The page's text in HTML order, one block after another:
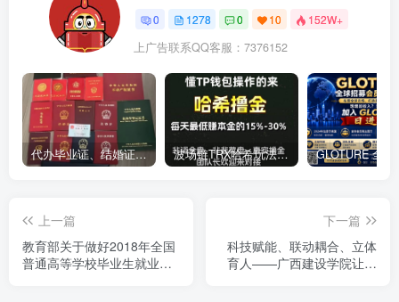
0 1278 0 10 152W+
上广告联系QQ客服：7376152
代办毕业证、结婚证、房产证、不动产权证书、离婚证、中专/大专/高中 ​波场链TRX哈希玩法深度解析：低门槛也能实现稳定回报的新思路
上一篇
教育部关于做好2018年全国
普通高等学校毕业生就业创
下一篇
科技赋能、联动耦合、立体
育人——广西建设学院让思